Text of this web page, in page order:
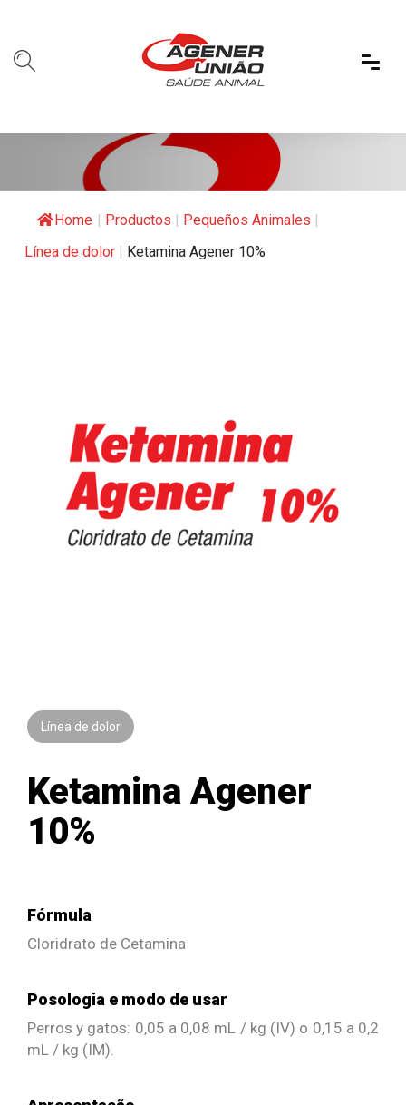
Home | Productos | Pequeños Animales |
Línea de dolor | Ketamina Agener 10%
Línea de dolor
Ketamina Agener
10%
Fórmula
Cloridrato de Cetamina
Posologia e modo de usar
Perros y gatos: 0,05 a 0,08 mL / kg (IV) o 0,15 a 0,2
mL / kg (IM).